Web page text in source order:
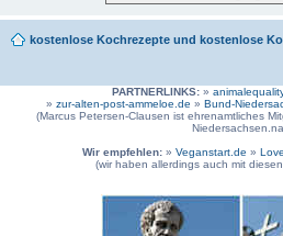
kostenlose Kochrezepte und kostenlose
PARTNERLINKS:»
» zur-alten-post-ammeloe.de » Bund-
(Marcus Petersen-Clausen ist ehrenamtliches
Wir empfehlen: » Veganstart.de »
(wir haben allerdings auch mit